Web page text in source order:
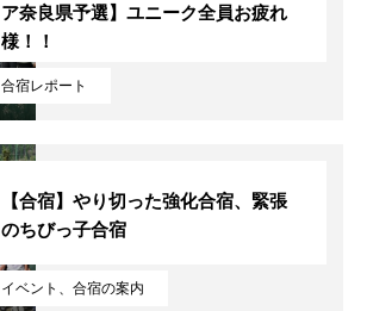
合宿レポート
ア奈良県予選】ユニーク全員お疲れ
様！！
イベント、合宿の案内
【合宿】やり切った強化合宿、緊張
のちびっ子合宿